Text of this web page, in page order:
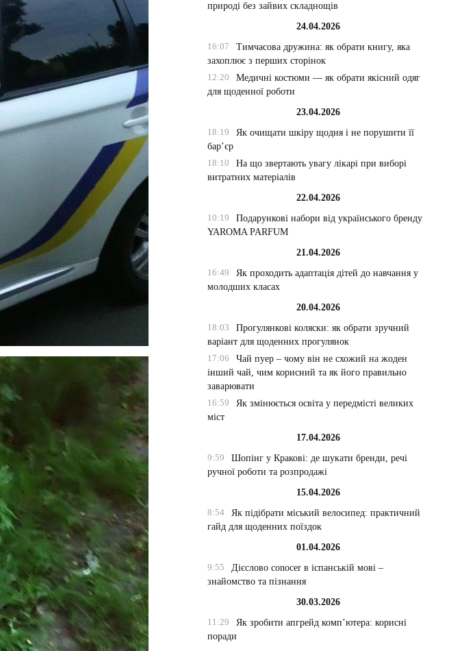
природі без зайвих складнощів
24.04.2026
16:07
Тимчасова дружина: як обрати книгу, яка
захоплює з перших сторінок
12:20
Медичні костюми — як обрати якісний одяг
для щоденної роботи
23.04.2026
18:19
Як очищати шкіру щодня і не порушити її
бар’єр
18:10
На що звертають увагу лікарі при виборі
витратних матеріалів
22.04.2026
10:19
Подарункові набори від українського бренду
YAROMA PARFUM
21.04.2026
16:49
Як проходить адаптація дітей до навчання у
молодших класах
20.04.2026
18:03
Прогулянкові коляски: як обрати зручний
варіант для щоденних прогулянок
17:06
Чай пуер – чому він не схожий на жоден
інший чай, чим корисний та як його правильно
заварювати
16:59
Як змінюється освіта у передмісті великих
міст
17.04.2026
9:59
Шопінг у Кракові: де шукати бренди, речі
ручної роботи та розпродажі
15.04.2026
8:54
Як підібрати міський велосипед: практичний
гайд для щоденних поїздок
01.04.2026
9:55
Дієслово conocer в іспанській мові –
знайомство та пізнання
30.03.2026
11:29
Як зробити апгрейд комп’ютера: корисні
поради